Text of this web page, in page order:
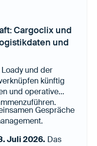
Cargoclix und
und
und der
künftig
und operative
Gespräche
Juli 2026. Das